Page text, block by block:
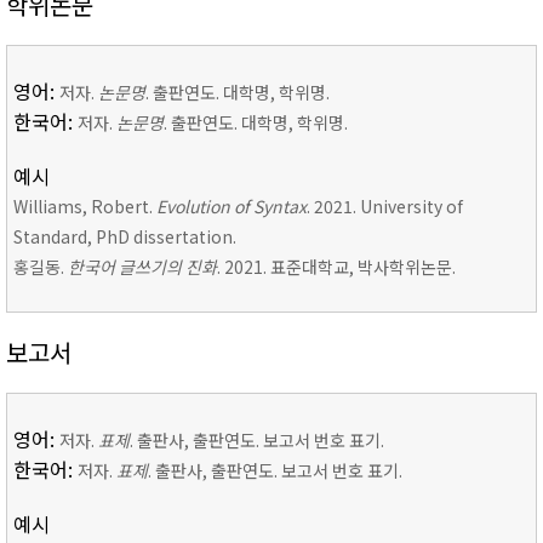
영어: 저자. 논문명. 출판연도. 대학명, 학위명.
한국어: 저자. 논문명. 출판연도. 대학명, 학위명.
예시
Williams, Robert. Evolution of Syntax. 2021. University of
Standard, PhD dissertation.
홍길동. 한국어 글쓰기의 진화. 2021. 표준대학교, 박사학위논문.
보고서
영어: 저자. 표제. 출판사, 출판연도. 보고서 번호 표기.
한국어: 저자. 표제. 출판사, 출판연도. 보고서 번호 표기.
예시